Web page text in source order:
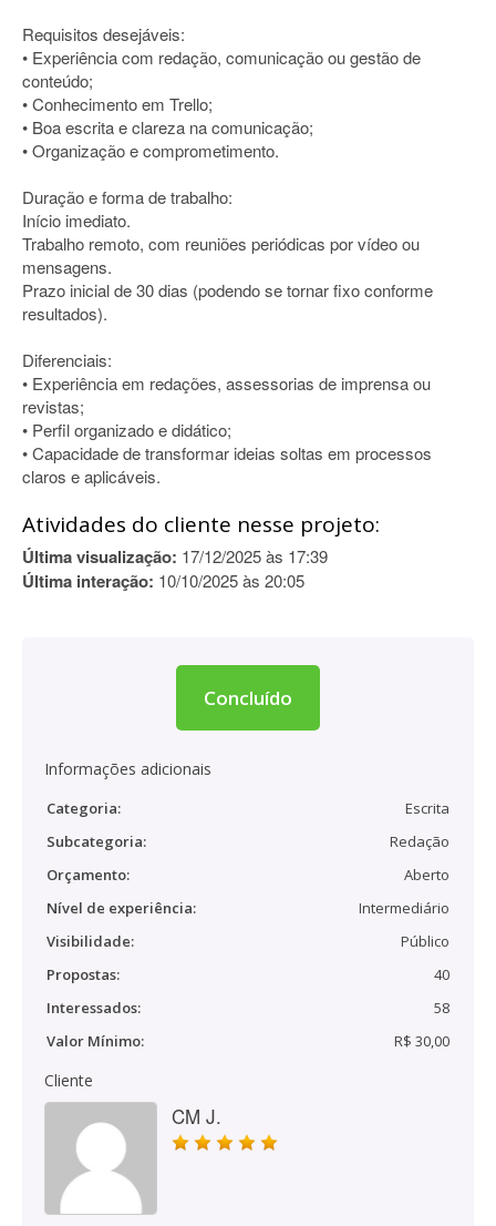
Requisitos desejáveis:
• Experiência com redação, comunicação ou gestão de
conteúdo;
• Conhecimento em Trello;
• Boa escrita e clareza na comunicação;
• Organização e comprometimento.
Duração e forma de trabalho:
Início imediato.
Trabalho remoto, com reuniões periódicas por vídeo ou
mensagens.
Prazo inicial de 30 dias (podendo se tornar fixo conforme
resultados).
Diferenciais:
• Experiência em redações, assessorias de imprensa ou
revistas;
• Perfil organizado e didático;
• Capacidade de transformar ideias soltas em processos
claros e aplicáveis.
Atividades do cliente nesse projeto:
Última visualização: 17/12/2025 às 17:39
Última interação: 10/10/2025 às 20:05
Concluído
Informações adicionais
Categoria:
Escrita
Subcategoria:
Redação
Orçamento:
Aberto
Nível de experiência:
Intermediário
Visibilidade:
Público
Propostas:
40
Interessados:
58
Valor Mínimo:
R$ 30,00
Cliente
CM J.